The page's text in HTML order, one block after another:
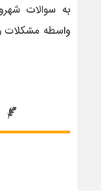
به سوالات
واسطه مشکلات